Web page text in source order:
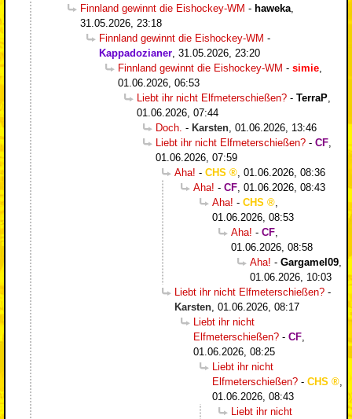
Finnland gewinnt die Eishockey-WM - haweka
31.05.2026, 23:18
Finnland gewinnt die Eishockey-WM -
Kappadozianer 31.05.2026, 23:20
Finnland gewinnt die Eishockey-WM - simie
01.06.2026, 06:53
Liebt ihr nicht Elfmeterschießen? - TerraP
01.06.2026, 07:44
Doch. - Karsten 01.06.2026, 13:46
Liebt ihr nicht Elfmeterschießen? - CF
01.06.2026, 07:59
Aha! - CHS
01.06.2026, 08:36
Aha! - CF 01.06.2026, 08:43
Aha! - CHS
01.06.2026, 08:53
Aha! - CF
01.06.2026, 08:58
Aha! - Gargamel09
01.06.2026, 10:03
Liebt ihr nicht Elfmeterschießen? -
Karsten 01.06.2026, 08:17
Liebt ihr nicht
Elfmeterschießen? - CF
01.06.2026, 08:25
Liebt ihr nicht
Elfmeterschießen? - CHS
01.06.2026, 08:43
Liebt ihr nicht